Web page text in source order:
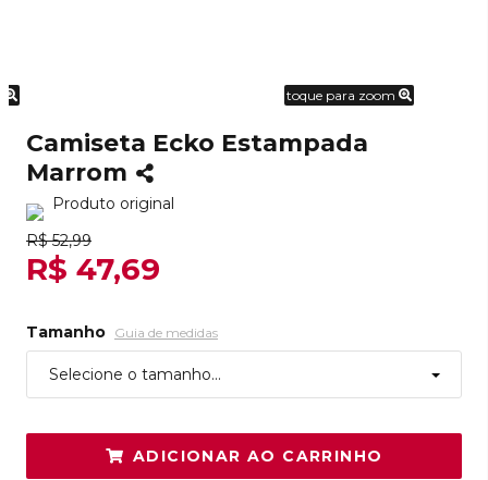
toque para zoom
Camiseta Ecko Estampada
Marrom
Produto original
R$ 52,99
R$ 47,69
Tamanho Guia de medidas
Selecione o tamanho...
ADICIONAR AO CARRINHO